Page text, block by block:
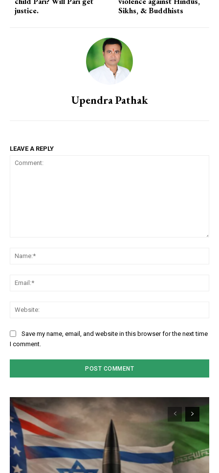
justice.
Sikhs, & Buddhists
Upendra Pathak
LEAVE A REPLY
Save my name, email, and website in this browser for the next time
I comment.